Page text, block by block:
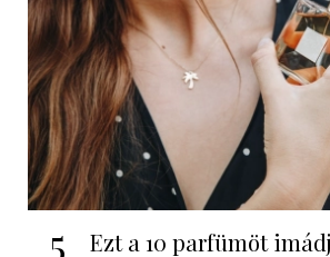
5
Ezt a 10 parfümöt